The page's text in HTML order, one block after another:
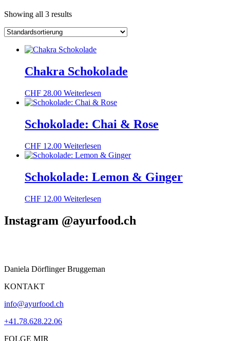
Showing all 3 results
Chakra Schokolade
CHF 28.00 Weiterlesen
Schokolade: Chai & Rose
CHF 12.00 Weiterlesen
Schokolade: Lemon & Ginger
CHF 12.00 Weiterlesen
Instagram @ayurfood.ch
Daniela Dörflinger Bruggeman
KONTAKT
info@ayurfood.ch
+41.78.628.22.06
FOLGE MIR